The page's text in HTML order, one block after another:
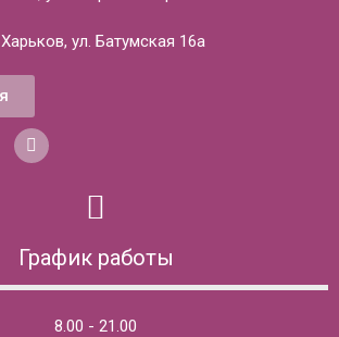
Харьков, ул. Батумская 16а
График работы
8.00 - 21.00